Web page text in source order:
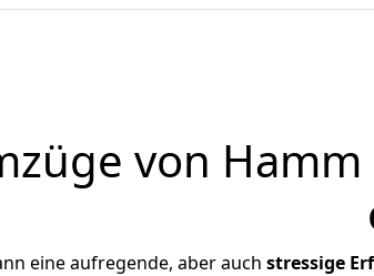
von
eine aufregende, aber auch stressige